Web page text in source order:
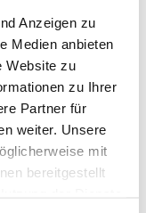
Anzeigen zu
Medien anbieten
Website zu
zu Ihrer
Partner für
weiter. Unsere
mit
bereitgestellt
en de herfst.
hoog gehalte aan
normaal
via vers, sappig
tot de wei – ofwel
voldoende